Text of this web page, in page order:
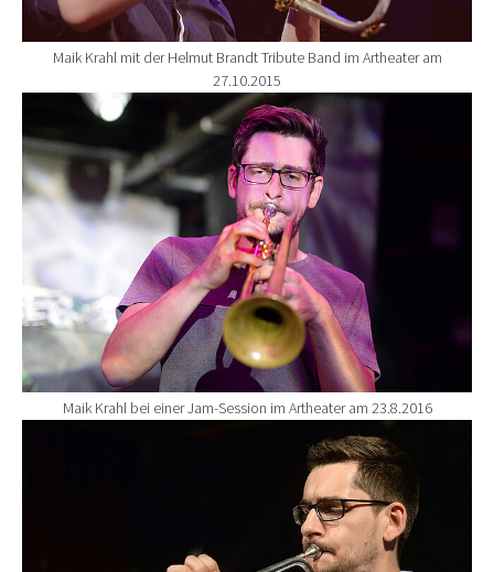
Maik Krahl mit der Helmut Brandt Tribute Band im Artheater am
27.10.2015
Show larger version for:
Maik Krahl bei einer Jam-Session im Artheater am 23.8.2016